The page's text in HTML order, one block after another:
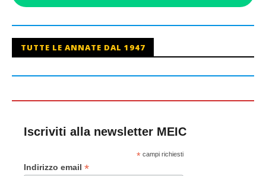
TUTTE LE ANNATE DAL 1947
Iscriviti alla newsletter MEIC
*campi richiesti
Indirizzo email *